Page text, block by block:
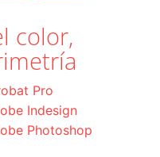
color,
Pro
Indesign
Photoshop